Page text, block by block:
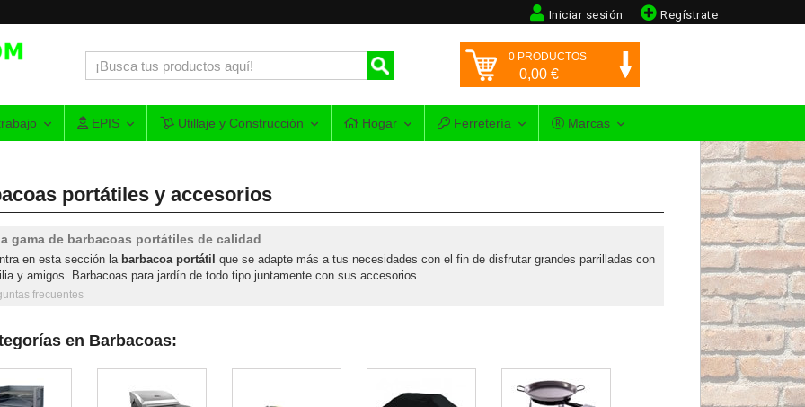
Regístrate
Iniciar sesión
0 PRODUCTOS
0,00 €
EPIS Utillaje y Construcción Hogar Ferretería Marcas
portátiles y accesorios
gama de barbacoas portátiles de calidad
en esta sección la barbacoa portátil que se adapte más a tus necesidades con el fin de disfrutar grandes parrilladas con
y amigos. Barbacoas para jardín de todo tipo juntamente con sus accesorios.
frecuentes
en Barbacoas: